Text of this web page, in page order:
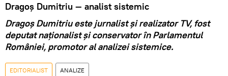
Dragoş Dumitriu — analist sistemic
Dragoş Dumitriu este jurnalist şi realizator TV, fost
deputat naţionalist şi conservator în Parlamentul
României, promotor al analizei sistemice.
EDITORIALIST ANALIZE